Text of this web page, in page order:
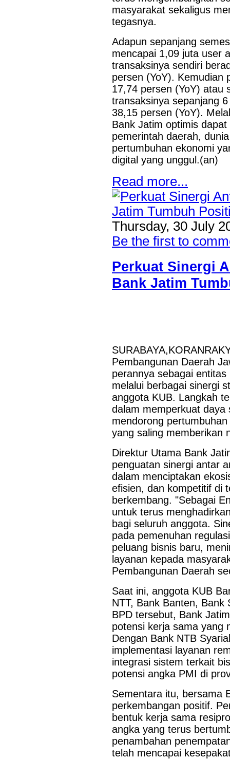
Bank Jatim Dukung Misi Dagang Dan
HONG KONG, KORANRAKYAT.COM,-23 Juli 2026. PT
Tbk (Bank Jatim) terus mendorong pertumbuhan ekonomi
dukungan terhadap kegiatan Misi Dagang dan Investasi
digelar di Regal Hotel Hong Kong pada Kamis...
Perkuat Sinergi Antar BPD, Bank Jatim dan
Layanan Jasa Remitansi Kemitraan
SURABAYA,KORANRAKYAT.COM,- 22 Juli 2026. PT
Tbk (Bank Jatim) terus memperkuat transformasi digital dan
Pembangunan Daerah (BPD) guna menghadirkan layanan
efisien, dan berdaya saing. Salah...
masyarakat sekaligus
tegasnya.
Adapun sepanjang
mencapai 1,09 juta user
transaksinya sendiri
persen (YoY). Kemudian
17,74 persen (YoY) atau
transaksinya sepanjang
38,15 persen (YoY).
Bank Jatim optimis
pemerintah daerah,
pertumbuhan ekonomi
digital yang unggul.(an)
Read more...
Thursday, 30 July
Be the first to
Perkuat Sinergi
Bank Jatim
Pembangunan Daerah
perannya sebagai
melalui berbagai sinergi
anggota KUB. Langkah
dalam memperkuat daya
mendorong
yang saling memberikan
Direktur Utama Bank
penguatan sinergi antar
dalam menciptakan
efisien, dan kompetitif di
berkembang. "Sebagai
untuk terus
bagi seluruh anggota.
pada pemenuhan
peluang bisnis baru,
layanan kepada
Pembangunan Daerah
Saat ini, anggota KUB
NTT, Bank Banten,
BPD tersebut, Bank
potensi kerja sama yang
Dengan Bank NTB
implementasi layanan
integrasi sistem terkait
potensi angka PMI di
Sementara itu, bersama
perkembangan positif.
bentuk kerja sama
angka yang terus
penambahan
telah mencapai